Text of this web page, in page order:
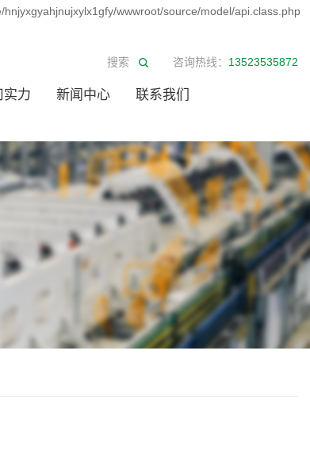
wwwroot/source/model/api.class.php
咨询热线： 13523535872
实力 新闻中心 联系我们